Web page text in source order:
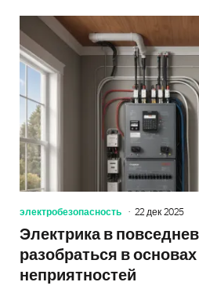
электробезопасность 22 дек 2025
Электрика в
разобраться в
неприятностей